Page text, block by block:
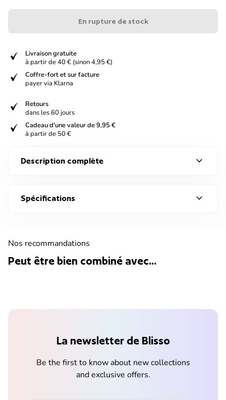
En rupture de stock
verified
Livraison gratuite
à partir de 40 € (sinon 4,95 €)
verified
Coffre-fort et sur facture
payer via Klarna
verified
Retours
dans les 60 jours
verified
Cadeau d'une valeur de 9,95 €
à partir de 50 €
Description complète expand_more
Spécifications expand_more
Nos recommandations
Peut être bien combiné avec...
La newsletter de Blisso
Be the first to know about new collections
and exclusive offers.